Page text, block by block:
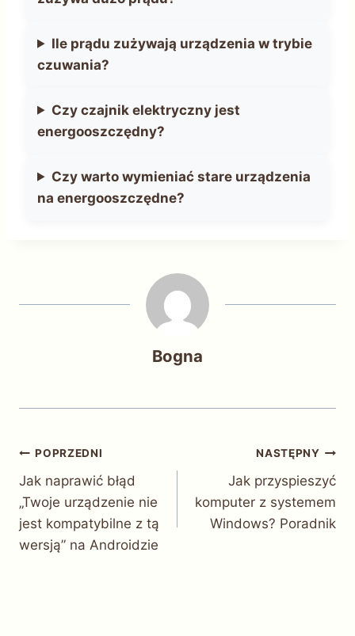
Ile prądu zużywają urządzenia w trybie
czuwania?
Czy czajnik elektryczny jest
energooszczędny?
Czy warto wymieniać stare urządzenia
na energooszczędne?
Bogna
Nawigacja
wpisu
POPRZEDNI
Jak naprawić błąd
„Twoje urządzenie nie
jest kompatybilne z tą
wersją” na Androidzie
NASTĘPNY
Jak przyspieszyć
komputer z systemem
Windows? Poradnik